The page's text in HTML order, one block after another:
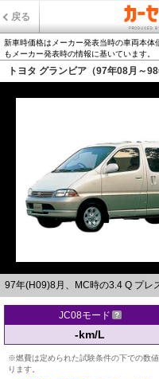
戻る
新車時価格はメーカー発表当時の車両本
もメーカー発表時の情報に基いています。
トヨタ グランビア（97年08月～
97年(H09)8月、MC時の3.4 Q プレ
JC08モード
-km/L
※燃費は定められた試験条件の下での数
ります。